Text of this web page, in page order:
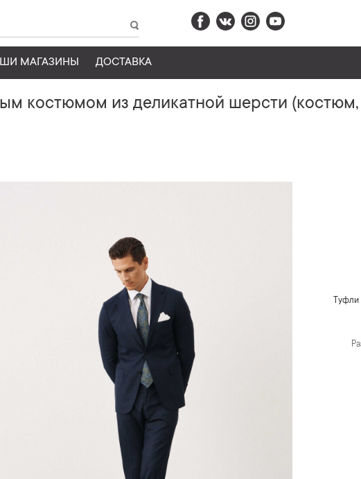
МАГАЗИНЫ ДОСТАВКА
костюмом из деликатной шерсти (костюм,
Туфли